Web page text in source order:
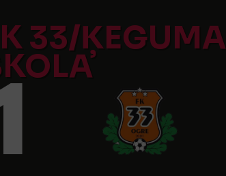
33/ĶEGUMA